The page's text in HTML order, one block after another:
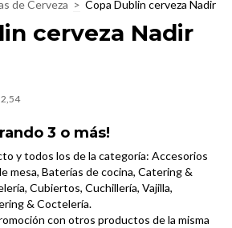
de Cerveza > Copa Dublin cerveza Nadir
cerveza Nadir
3 o más!
y todos los de la categoría: Accesorios
mesa, Baterías de cocina, Catering &
Cubiertos, Cuchillería, Vajilla,
& Coctelería.
con otros productos de la misma